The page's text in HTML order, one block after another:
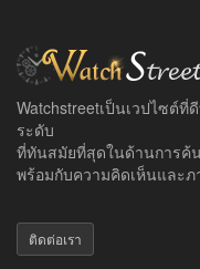
Watchstreetเป็นเวปไซต์
ระดับ
ที่ทันสมัยที่สุดในด้านการค้
พร้อมกับความคิดเห็นและภ
ติดต่อเรา